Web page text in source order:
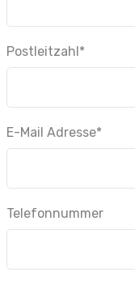
Postleitzahl*
E-Mail Adresse*
Telefonnummer